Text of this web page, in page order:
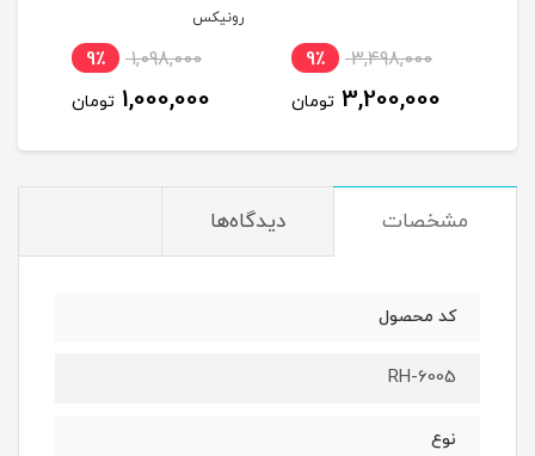
3,498,000 9٪
3,200,000 تومان
رونیکس
1,098,000 9٪
1,000,000 تومان
مشخصات دیدگاه‌ها
کد محصول
RH-6005
نوع